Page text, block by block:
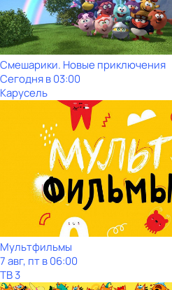
Смешарики. Новые приключения
Сегодня в 03:00
Карусель
Мультфильмы
7 авг, пт в 06:00
ТВ 3